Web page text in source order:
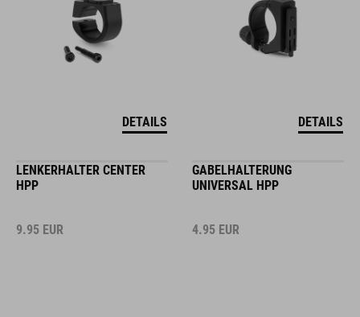
DETAILS DETAILS
LENKERHALTER CENTER
HPP
9.95 EUR
GABELHALTERUNG
UNIVERSAL HPP
4.95 EUR